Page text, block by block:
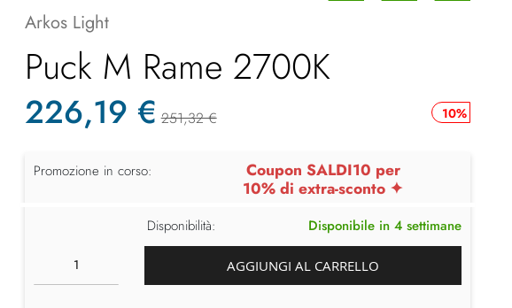
Arkos Light
Puck M Rame 2700K
10%
226,19 € 251,32 €
Promozione in corso:
Coupon SALDI10 per
10% di extra-sconto ✦
Disponibilità: Disponibile in 4 settimane
AGGIUNGI AL CARRELLO